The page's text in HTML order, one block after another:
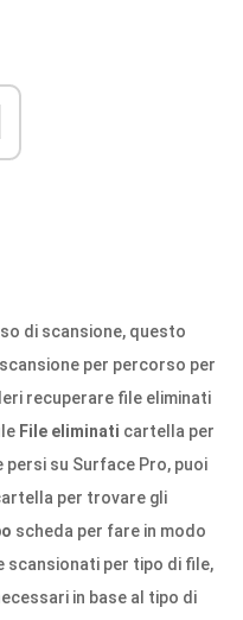
di scansione, questo
per percorso per
recuperare file eliminati
File eliminati cartella per
su Surface Pro, puoi
per trovare gli
scheda per fare in modo
scansionati per tipo di file,
in base al tipo di